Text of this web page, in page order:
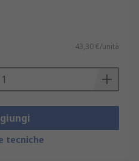
43,30 €/unità
tecniche